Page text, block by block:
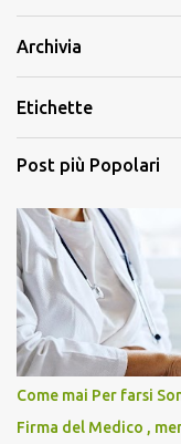
Archivia
Etichette
Post più Popolari
Come mai Per farsi
Firma del Medico ,